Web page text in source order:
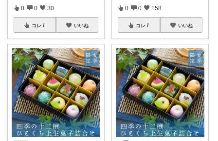
0 0 30
コレ いいね
0 0 158
コレ いいね